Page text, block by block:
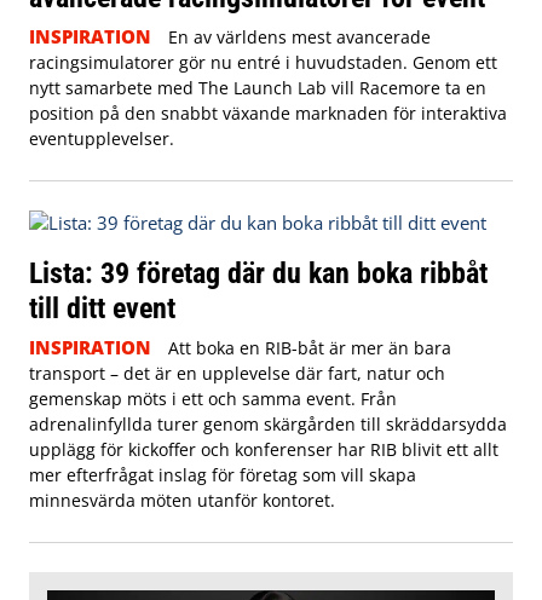
INSPIRATION
En av världens mest avancerade
racingsimulatorer gör nu entré i huvudstaden. Genom ett
nytt samarbete med The Launch Lab vill Racemore ta en
position på den snabbt växande marknaden för interaktiva
eventupplevelser.
Lista: 39 företag där du kan boka ribbåt
till ditt event
INSPIRATION
Att boka en RIB-båt är mer än bara
transport – det är en upplevelse där fart, natur och
gemenskap möts i ett och samma event. Från
adrenalinfyllda turer genom skärgården till skräddarsydda
upplägg för kickoffer och konferenser har RIB blivit ett allt
mer efterfrågat inslag för företag som vill skapa
minnesvärda möten utanför kontoret.